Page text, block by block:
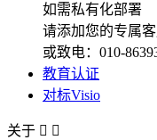
如需私有化部署
请添加您的专属
或致电：010-
教育认证
对标Visio
关于  